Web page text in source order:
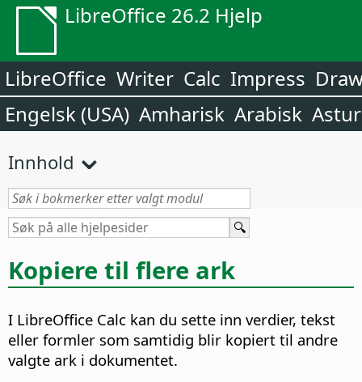
LibreOffice 26.2 Hjelp
LibreOffice Writer Calc Impress
Engelsk (USA) Amharisk Arabisk
Innhold
Kopiere til flere ark
I LibreOffice Calc kan du sette inn verdier, tekst
eller formler som samtidig blir kopiert til andre
valgte ark i dokumentet.